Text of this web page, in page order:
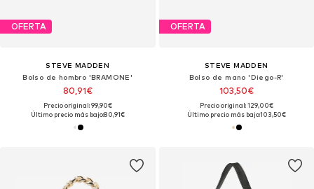
OFERTA
STEVE MADDEN
Bolso de hombro 'BRAMONE'
80,91€
Precio original: 99,90€
Último precio más bajo:80,91€
OFERTA
STEVE MADDEN
Bolso de mano 'Diego-R'
103,50€
Precio original: 129,00€
Último precio más bajo:103,50€